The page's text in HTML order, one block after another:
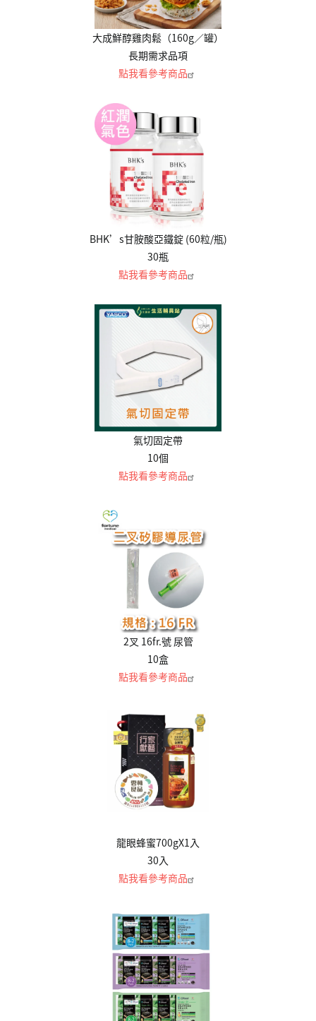
大成鮮醇雞肉鬆（160g／罐）
長期需求品項
點我看參考商品
BHK’s甘胺酸亞鐵錠 (60粒/瓶)
30瓶
點我看參考商品
氣切固定帶
10個
點我看參考商品
2叉 16fr.號 尿管
10盒
點我看參考商品
龍眼蜂蜜700gX1入
30入
點我看參考商品